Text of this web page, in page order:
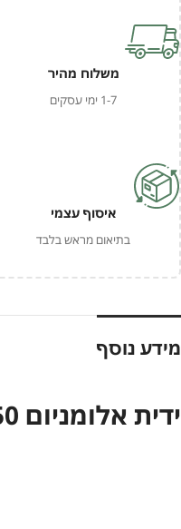
משלוח מהיר
1-7 ימי עסקים
איסוף עצמי
בתיאום מראש בלבד
מידע נוסף
ידית אלומניום 150 ס"מ ZM-I15